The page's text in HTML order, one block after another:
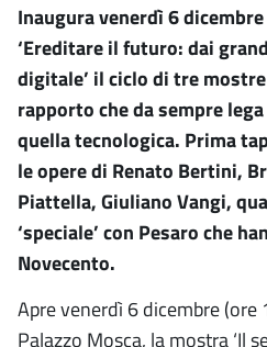
Inaugura venerdì 6
‘Ereditare il futuro: dai
digitale’ il ciclo di tre
rapporto che da sempre
quella tecnologica. Prima
le opere di Renato Bertini,
Piattella, Giuliano Vangi,
‘speciale’ con Pesaro che
Novecento.
Apre venerdì 6 dicembre (ore
Palazzo Mosca, la mostra ‘Il